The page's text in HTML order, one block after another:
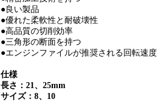
●良い製品
●優れた柔軟性と耐破壊性
●高品質の切削効率
●三角形の断面を持つ
●エンジンファイルが推奨される回転速度
仕様
長さ：21、25mm
サイズ：8、10